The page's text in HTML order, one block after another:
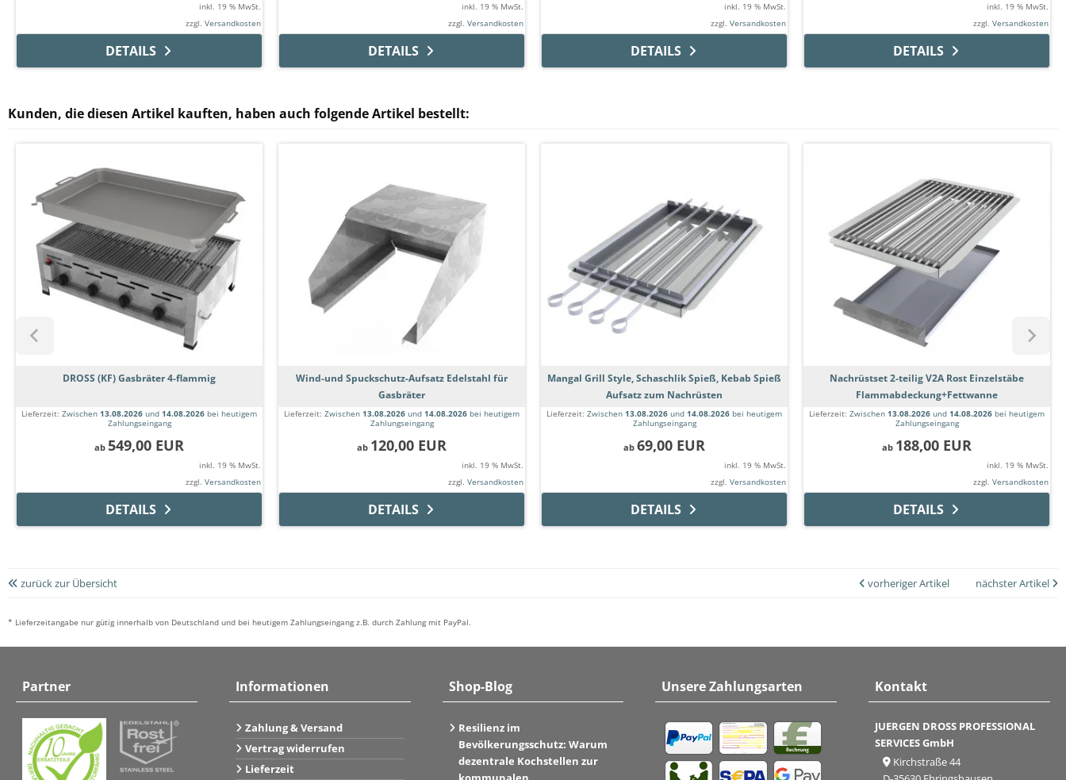
inkl. 19 % MwSt.
zzgl. Versandkosten
DETAILS
inkl. 19 % MwSt.
zzgl. Versandkosten
DETAILS
inkl. 19 % MwSt.
zzgl. Versandkosten
DETAILS
inkl. 19 % MwSt.
zzgl. Versandkosten
DETAILS
Kunden, die diesen Artikel kauften, haben auch folgende Artikel bestellt:
DROSS (KF) Gasbräter 4-flammig
Lieferzeit: Zwischen 13.08.2026 und 14.08.2026 bei heutigem
Zahlungseingang
ab 549,00 EUR
inkl. 19 % MwSt.
zzgl. Versandkosten
DETAILS
Wind-und Spuckschutz-Aufsatz Edelstahl für
Gasbräter
Lieferzeit: Zwischen 13.08.2026 und 14.08.2026 bei heutigem
Zahlungseingang
ab 120,00 EUR
inkl. 19 % MwSt.
zzgl. Versandkosten
DETAILS
Mangal Grill Style, Schaschlik Spieß, Kebab Spieß
Aufsatz zum Nachrüsten
Lieferzeit: Zwischen 13.08.2026 und 14.08.2026 bei heutigem
Zahlungseingang
ab 69,00 EUR
inkl. 19 % MwSt.
zzgl. Versandkosten
DETAILS
Nachrüstset 2-teilig V2A Rost Einzelstäbe
Flammabdeckung+Fettwanne
Lieferzeit: Zwischen 13.08.2026 und 14.08.2026 bei heutigem
Zahlungseingang
ab 188,00 EUR
inkl. 19 % MwSt.
zzgl. Versandkosten
DETAILS
zurück zur Übersicht vorheriger Artikel nächster Artikel
* Lieferzeitangabe nur gütig innerhalb von Deutschland und bei heutigem Zahlungseingang z.B. durch Zahlung mit PayPal.
Informationen
Zahlung & Versand
Vertrag widerrufen
Lieferzeit
Shop-Blog
Resilienz im
Bevölkerungsschutz: Warum
dezentrale Kochstellen zur
Partner Kontakt
JUERGEN DROSS PROFESSIONAL
SERVICES GmbH
Kirchstraße 44
Unsere Zahlungsarten